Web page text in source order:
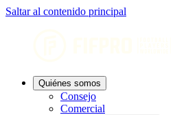
Saltar al contenido principal
Quiénes somos
Consejo
Comercial